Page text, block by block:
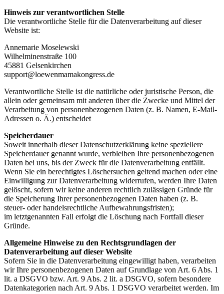
Hinweis zur verantwortlichen Stelle
Die verantwortliche Stelle für die Datenverarbeitung auf dieser
Website ist:
Annemarie Moselewski
Wilhelminenstraße 100
45881 Gelsenkirchen
support@loewenmamakongress.de
Verantwortliche Stelle ist die natürliche oder juristische Person, die
allein oder gemeinsam mit anderen über die Zwecke und Mittel der
Verarbeitung von personenbezogenen Daten (z. B. Namen, E-Mail-
Adressen o. Ä.) entscheidet
Speicherdauer
Soweit innerhalb dieser Datenschutzerklärung keine speziellere
Speicherdauer genannt wurde, verbleiben Ihre personenbezogenen
Daten bei uns, bis der Zweck für die Datenverarbeitung entfällt.
Wenn Sie ein berechtigtes Löschersuchen geltend machen oder eine
Einwilligung zur Datenverarbeitung widerrufen, werden Ihre Daten
gelöscht, sofern wir keine anderen rechtlich zulässigen Gründe für
die Speicherung Ihrer personenbezogenen Daten haben (z. B.
steuer- oder handelsrechtliche Aufbewahrungsfristen);
im letztgenannten Fall erfolgt die Löschung nach Fortfall dieser
Gründe.
Allgemeine Hinweise zu den Rechtsgrundlagen der
Datenverarbeitung auf dieser Website
Sofern Sie in die Datenverarbeitung eingewilligt haben, verarbeiten
wir Ihre personenbezogenen Daten auf Grundlage von Art. 6 Abs. 1
lit. a DSGVO bzw. Art. 9 Abs. 2 lit. a DSGVO, sofern besondere
Datenkategorien nach Art. 9 Abs. 1 DSGVO verarbeitet werden. Im